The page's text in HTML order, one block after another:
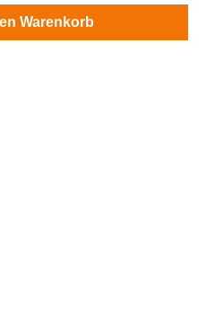
Wert ein
Warenkorb